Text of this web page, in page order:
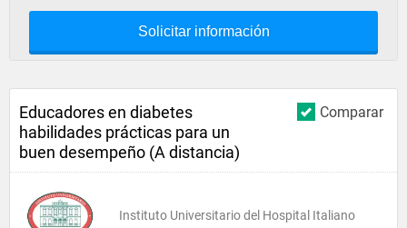
Solicitar información
Comparar
Educadores en diabetes
habilidades prácticas para un
buen desempeño (A distancia)
Instituto Universitario del Hospital Italiano